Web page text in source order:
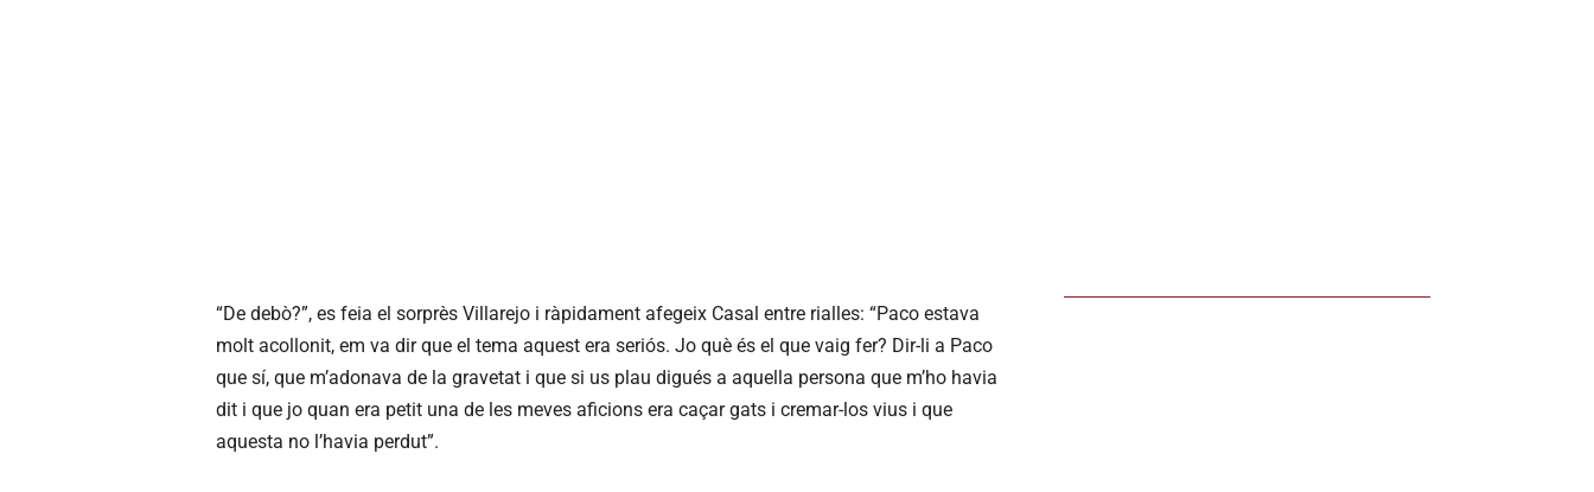
“De debò?”, es feia el sorprès Villarejo i ràpidament afegeix Casal entre rialles: “Paco estava
molt acollonit, em va dir que el tema aquest era seriós. Jo què és el que vaig fer? Dir-li a Paco
que sí, que m’adonava de la gravetat i que si us plau digués a aquella persona que m’ho havia
dit i que jo quan era petit una de les meves aficions era caçar gats i cremar-los vius i que
aquesta no l’havia perdut”.